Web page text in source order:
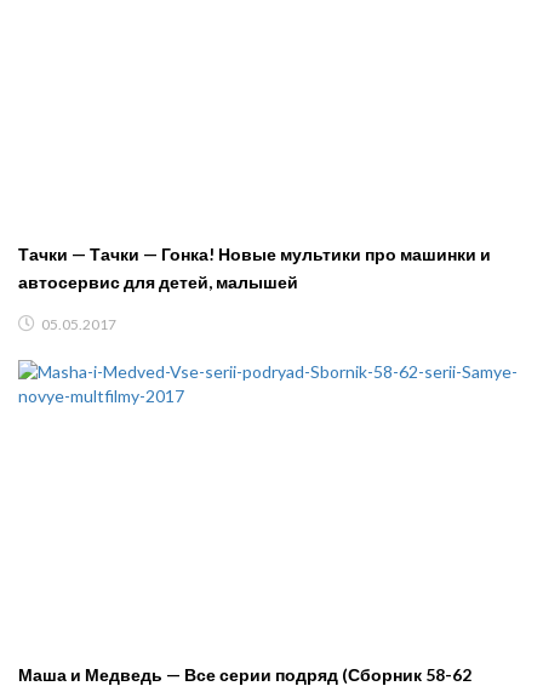
Тачки — Тачки — Гонка! Новые мультики про машинки и
автосервис для детей, малышей
05.05.2017
Маша и Медведь — Все серии подряд (Сборник 58-62